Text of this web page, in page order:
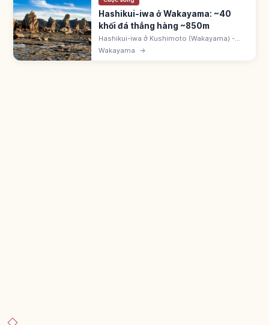
Hashikui-iwa ở Wakayama: ~40
khối đá thẳng hàng ~850m
Hashikui-iwa ở Kushimoto (Wakayama) -
~40 khối đá thẳng hàng từ biển ~850m. Hoạt
động núi lửa ~15 triệu năm trước. Danh thắng
Wakayama →